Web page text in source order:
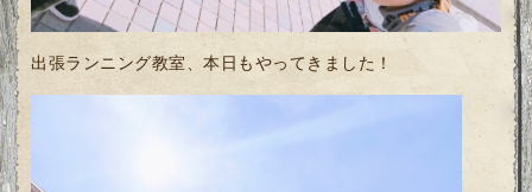
出張ランニング教室、本日もやってきました！